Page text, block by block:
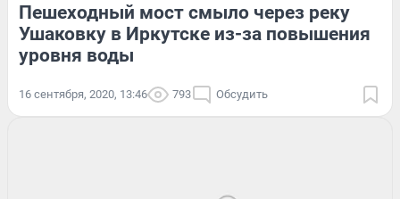
Пешеходный мост смыло через реку
Ушаковку в Иркутске из-за повышения
уровня воды
16 сентября, 2020, 13:46 793 Обсудить